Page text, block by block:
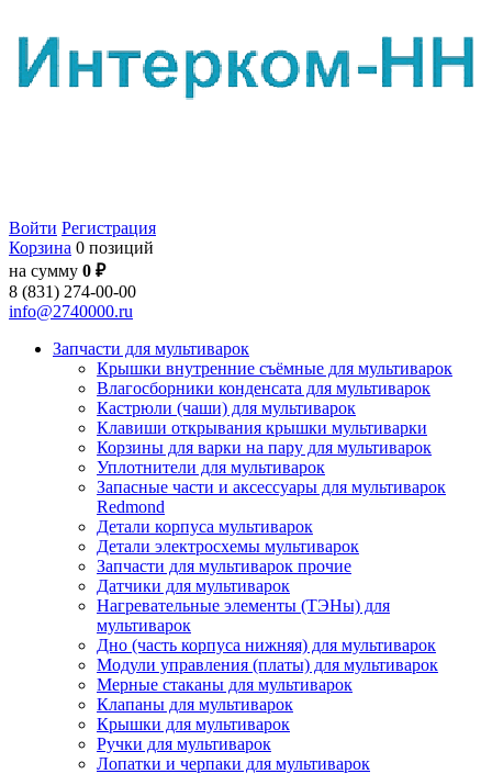
Войти Регистрация
Корзина 0 позиций
на сумму 0 ₽
8 (831) 274-00-00
info@2740000.ru
Запчасти для мультиварок
Крышки внутренние съёмные для мультиварок
Влагосборники конденсата для мультиварок
Кастрюли (чаши) для мультиварок
Клавиши открывания крышки мультиварки
Корзины для варки на пару для мультиварок
Уплотнители для мультиварок
Запасные части и аксессуары для мультиварок
Redmond
Детали корпуса мультиварок
Детали электросхемы мультиварок
Запчасти для мультиварок прочие
Датчики для мультиварок
Нагревательные элементы (ТЭНы) для
мультиварок
Дно (часть корпуса нижняя) для мультиварок
Модули управления (платы) для мультиварок
Мерные стаканы для мультиварок
Клапаны для мультиварок
Крышки для мультиварок
Ручки для мультиварок
Лопатки и черпаки для мультиварок